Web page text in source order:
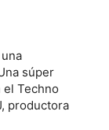
súper
el Techno
productora